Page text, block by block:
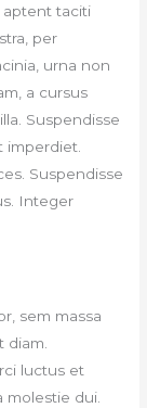
aptent taciti
per
urna non
a cursus
Suspendisse
Suspendisse
Integer
sem massa
diam.
luctus et
molestie dui.